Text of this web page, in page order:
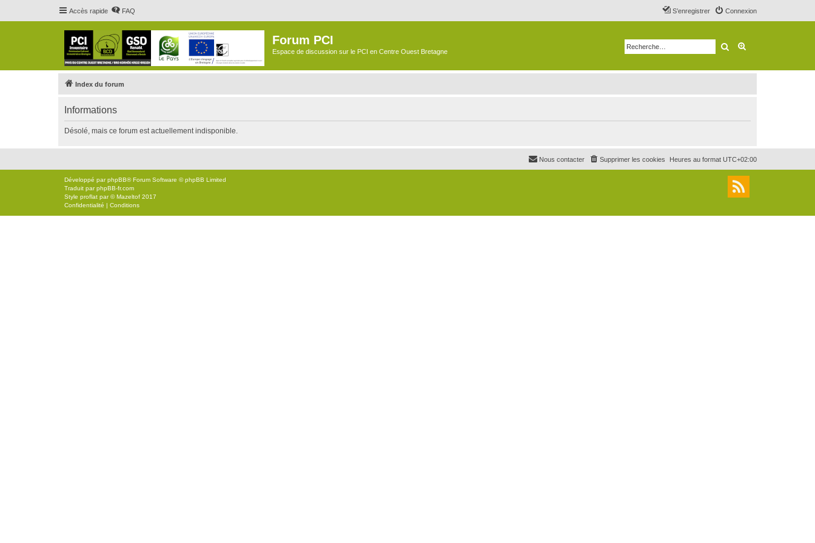
Accès rapide FAQ Connexion
S’enregistrer
Forum PCI
Espace de discussion sur le PCI en Centre Ouest Bretagne Rechercher
Index du forum
Informations
Désolé, mais ce forum est actuellement indisponible.
Heures au format UTC+02:00
Supprimer les cookies
Nous contacter
Développé parphpBB® Forum Software © phpBB Limited
Traduit parphpBB-fr.com
Style proflat par ©Mazeltof 2017
Confidentialité | Conditions